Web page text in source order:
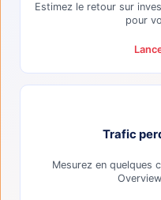
Estimez le retour sur
pour
Trafic
Mesurez en quelques